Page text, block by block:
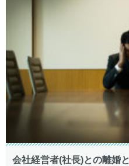
会社経営者(社長)との離婚